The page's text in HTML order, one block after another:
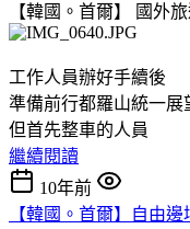
【韓國。首爾】
國外
工作人員辦好手續後
準備前行都羅山統一展
但首先整車的人員
繼續閱讀
10年前
【韓國。首爾】自由